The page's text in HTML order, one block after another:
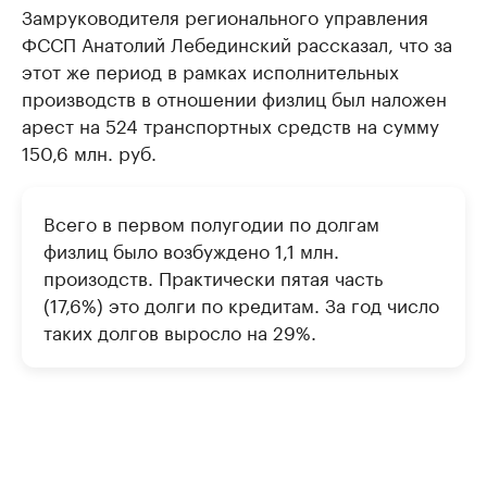
Замруководителя регионального управления
ФССП Анатолий Лебединский рассказал, что за
этот же период в рамках исполнительных
производств в отношении физлиц был наложен
арест на 524 транспортных средств на сумму
150,6 млн. руб.
Всего в первом полугодии по долгам
физлиц было возбуждено 1,1 млн.
произодств. Практически пятая часть
(17,6%) это долги по кредитам. За год число
таких долгов выросло на 29%.